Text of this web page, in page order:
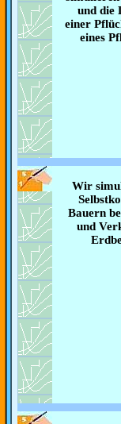
und die
einer
eines
Wir
Bauern
und